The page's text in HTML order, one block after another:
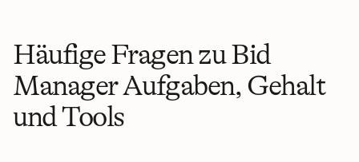
Häufige Fragen zu Bid
Manager Aufgaben, Gehalt
und Tools